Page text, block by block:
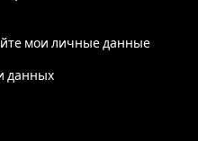
мои личные данные
данных